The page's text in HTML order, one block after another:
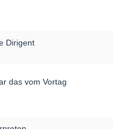
Dirigent
das vom Vortag